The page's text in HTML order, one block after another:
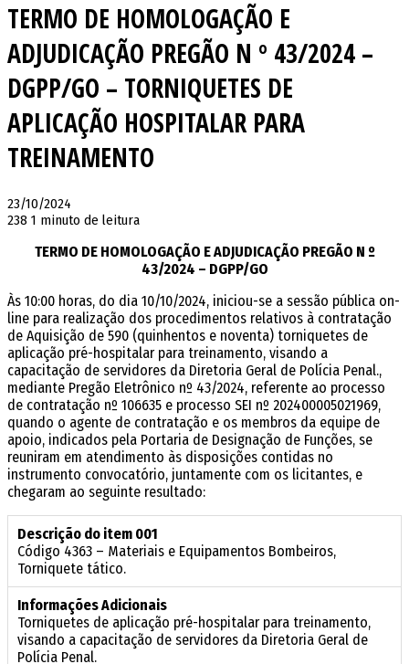
TERMO DE HOMOLOGAÇÃO E
ADJUDICAÇÃO PREGÃO N º 43/2024 –
DGPP/GO – TORNIQUETES DE
APLICAÇÃO HOSPITALAR PARA
TREINAMENTO
23/10/2024
238 1 minuto de leitura
TERMO DE HOMOLOGAÇÃO E ADJUDICAÇÃO PREGÃO N º
43/2024 – DGPP/GO
Às 10:00 horas, do dia 10/10/2024, iniciou-se a sessão pública on-
line para realização dos procedimentos relativos à contratação
de Aquisição de 590 (quinhentos e noventa) torniquetes de
aplicação pré-hospitalar para treinamento, visando a
capacitação de servidores da Diretoria Geral de Polícia Penal.,
mediante Pregão Eletrônico nº 43/2024, referente ao processo
de contratação nº 106635 e processo SEI nº 202400005021969,
quando o agente de contratação e os membros da equipe de
apoio, indicados pela Portaria de Designação de Funções, se
reuniram em atendimento às disposições contidas no
instrumento convocatório, juntamente com os licitantes, e
chegaram ao seguinte resultado:
Descrição do item 001
Código 4363 – Materiais e Equipamentos Bombeiros,
Torniquete tático.
Informações Adicionais
Torniquetes de aplicação pré-hospitalar para treinamento,
visando a capacitação de servidores da Diretoria Geral de
Polícia Penal.